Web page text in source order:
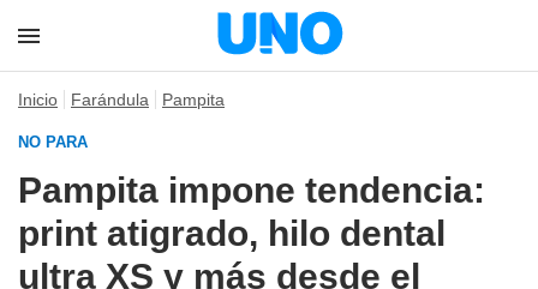
Inicio Farándula Pampita
NO PARA
Pampita impone tendencia:
print atigrado, hilo dental
ultra XS y más desde el